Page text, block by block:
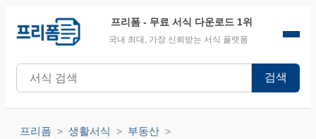
프리폼 - 무료 서식 다운로드 1위
국내 최대, 가장 신뢰받는 서식 플랫폼
검색
프리폼 생활서식 부동산